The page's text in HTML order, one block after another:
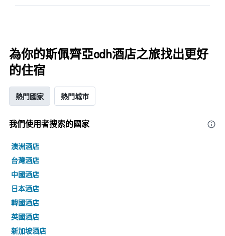
為你的斯佩齊亞cdh酒店之旅找出更好
的住宿
熱門國家 熱門城市
我們使用者搜索的國家
澳洲酒店
台灣酒店
中國酒店
日本酒店
韓國酒店
英國酒店
新加坡酒店